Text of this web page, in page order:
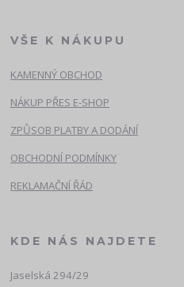
VŠE K NÁKUPU
KAMENNÝ OBCHOD
NÁKUP PŘES E-SHOP
ZPŮSOB PLATBY A DODÁNÍ
OBCHODNÍ PODMÍNKY
REKLAMAČNÍ ŘÁD
KDE NÁS NAJDETE
Jaselská 294/29